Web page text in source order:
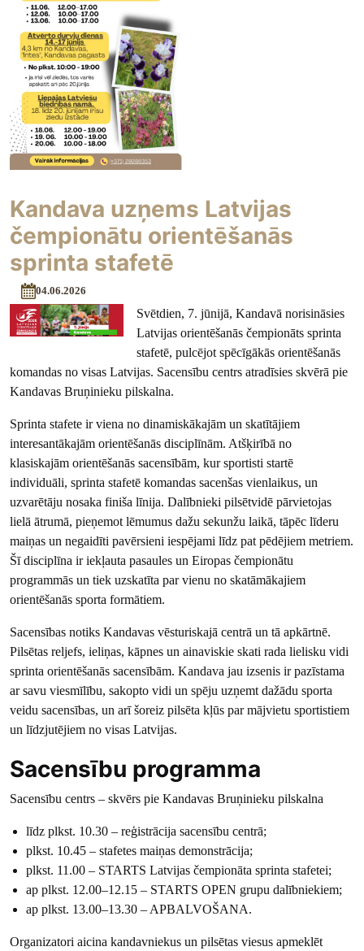
Kandava uzņems Latvijas
čempionātu orientēšanās
sprinta stafetē
04.06.2026
Svētdien, 7. jūnijā, Kandavā norisināsies
Latvijas orientēšanās čempionāts sprinta
stafetē, pulcējot spēcīgākās orientēšanās
komandas no visas Latvijas. Sacensību centrs atradīsies skvērā pie
Kandavas Bruņinieku pilskalna.
Sprinta stafete ir viena no dinamiskākajām un skatītājiem
interesantākajām orientēšanās disciplīnām. Atšķirībā no
klasiskajām orientēšanās sacensībām, kur sportisti startē
individuāli, sprinta stafetē komandas sacenšas vienlaikus, un
uzvarētāju nosaka finiša līnija. Dalībnieki pilsētvidē pārvietojas
lielā ātrumā, pieņemot lēmumus dažu sekunžu laikā, tāpēc līderu
maiņas un negaidīti pavērsieni iespējami līdz pat pēdējiem metriem.
Šī disciplīna ir iekļauta pasaules un Eiropas čempionātu
programmās un tiek uzskatīta par vienu no skatāmākajiem
orientēšanās sporta formātiem.
Sacensības notiks Kandavas vēsturiskajā centrā un tā apkārtnē.
Pilsētas reljefs, ieliņas, kāpnes un ainaviskie skati rada lielisku vidi
sprinta orientēšanās sacensībām. Kandava jau izsenis ir pazīstama
ar savu viesmīlību, sakopto vidi un spēju uzņemt dažādu sporta
veidu sacensības, un arī šoreiz pilsēta kļūs par mājvietu sportistiem
un līdzjutējiem no visas Latvijas.
Sacensību programma
Sacensību centrs – skvērs pie Kandavas Bruņinieku pilskalna
līdz plkst. 10.30 – reģistrācija sacensību centrā;
plkst. 10.45 – stafetes maiņas demonstrācija;
plkst. 11.00 – STARTS Latvijas čempionāta sprinta stafetei;
ap plkst. 12.00–12.15 – STARTS OPEN grupu dalībniekiem;
ap plkst. 13.00–13.30 – APBALVOŠANA.
Organizatori aicina kandavniekus un pilsētas viesus apmeklēt